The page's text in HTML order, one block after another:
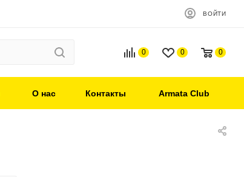
ВОЙТИ
0 0 0
О нас Контакты Armata Club